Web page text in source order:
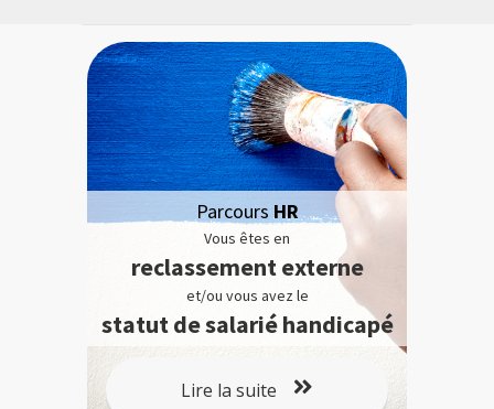
Parcours HR
Vous êtes en
reclassement externe
et/ou vous avez le
statut de salarié handicapé
Lire la suite